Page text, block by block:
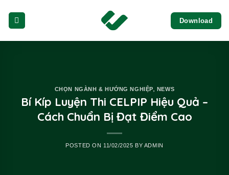
content
Download
CHỌN NGÀNH & HƯỚNG NGHIỆP NEWS
Bí Kíp Luyện Thi CELPIP Hiệu Quả –
Cách Chuẩn Bị Đạt Điểm Cao
POSTED ON 11/02/2025 BY ADMIN